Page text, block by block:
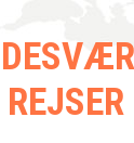
REJSER